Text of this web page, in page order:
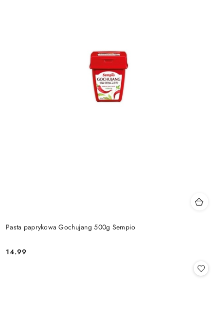
Pasta paprykowa Gochujang 500g Sempio
Cena:
14.99